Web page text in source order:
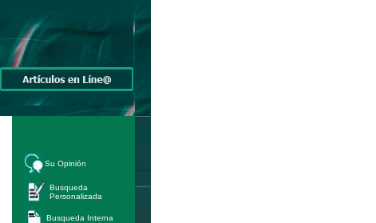
Su Opinión
Busqueda
Personalizada
Busqueda Interna